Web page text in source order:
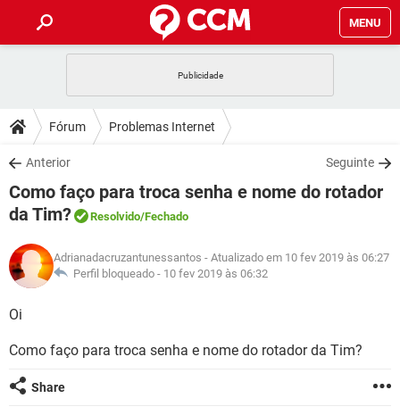
MENU
CELULAR FACEBOOK
OUTLOOK
INSTAGRAM GMAIL
GUIA DE COMPRAS
DICAS
JOGOS WHATSAPP
OUTLOOK
GUIA DE COMPRAS
DOWNLOADS
JOGOS WHATSAPP
CELULAR
OUTLOOK EXCEL
INSTAGRAM
GUIA DE COMPRAS
FÓRUM
CELULAR FACEBOOK
GUIA DE COMPRAS
GLOSSÁRIO
JOGOS
CELULAR
OUTLOOK EXCEL
INSTAGRAM
Fórum Problemas Internet
Anterior Seguinte
Como faço para troca senha e nome do rotador
da Tim?
Resolvido/Fechado
Adrianadacruzantunessantos - Atualizado em 10 fev 2019 às 06:27
Perfil bloqueado - 10 fev 2019 às 06:32
Oi
Como faço para troca senha e nome do rotador da Tim?
Share